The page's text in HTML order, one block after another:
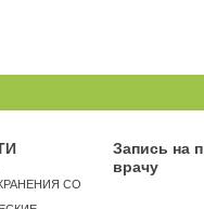
СО
Запись на
врачу